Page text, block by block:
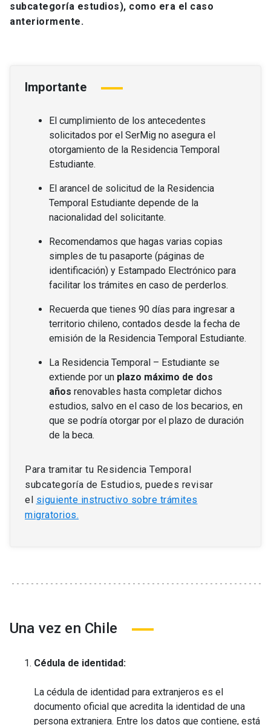
subcategoría estudios), como era el caso
anteriormente.
Importante
El cumplimiento de los antecedentes
solicitados por el SerMig no asegura el
otorgamiento de la Residencia Temporal
Estudiante.
El arancel de solicitud de la Residencia
Temporal Estudiante depende de la
nacionalidad del solicitante.
Recomendamos que hagas varias copias
simples de tu pasaporte (páginas de
identificación) y Estampado Electrónico para
facilitar los trámites en caso de perderlos.
Recuerda que tienes 90 días para ingresar a
territorio chileno, contados desde la fecha de
emisión de la Residencia Temporal Estudiante.
La Residencia Temporal – Estudiante se
extiende por un plazo máximo de dos
años renovables hasta completar dichos
estudios, salvo en el caso de los becarios, en
que se podría otorgar por el plazo de duración
de la beca.
Para tramitar tu Residencia Temporal
subcategoría de Estudios, puedes revisar
el siguiente instructivo sobre trámites
migratorios.
Una vez en Chile
Cédula de identidad:
La cédula de identidad para extranjeros es el
documento oficial que acredita la identidad de una
persona extranjera. Entre los datos que contiene, está